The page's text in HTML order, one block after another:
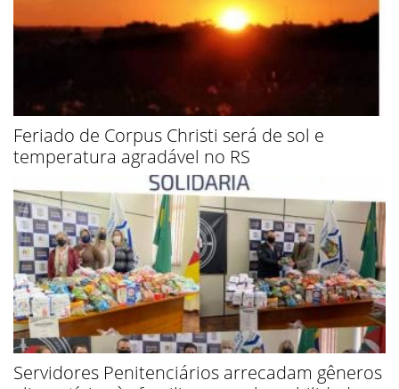
Feriado de Corpus Christi será de sol e
temperatura agradável no RS
Servidores Penitenciários arrecadam gêneros